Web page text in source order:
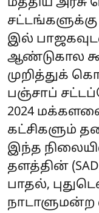
சட்டங்களுக்கு
இல்
ஆண்டுகால
முறித்துக்
பஞ்சாப்
2024
கட்சிகளும்
இந்த
தளத்தின்
பாதல்,
நாடாளுமன்ற